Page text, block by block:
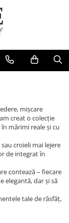
mișcare
creat o colecție
în mărimi reale și cu
croieli mai lejere
de integrat în
contează – fiecare
elegantă, dar și să
tale de răsfăț,